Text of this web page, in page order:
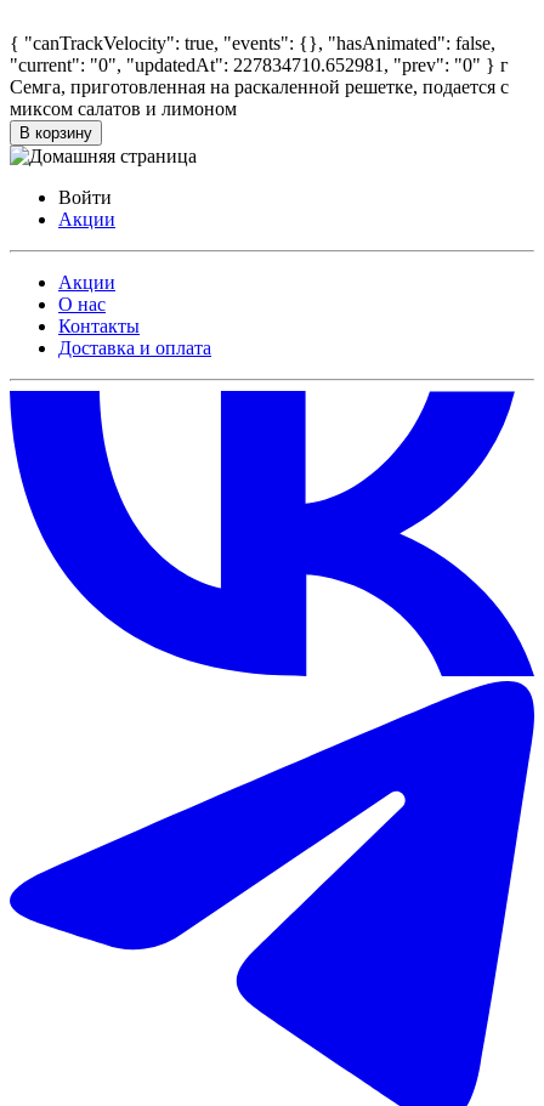
{ "canTrackVelocity": true, "events": {}, "hasAnimated": false,
"current": "0", "updatedAt": 227834710.652981, "prev": "0" } г
Семга, приготовленная на раскаленной решетке, подается с
миксом салатов и лимоном
В корзину
Войти
Акции
Акции
О нас
Контакты
Доставка и оплата